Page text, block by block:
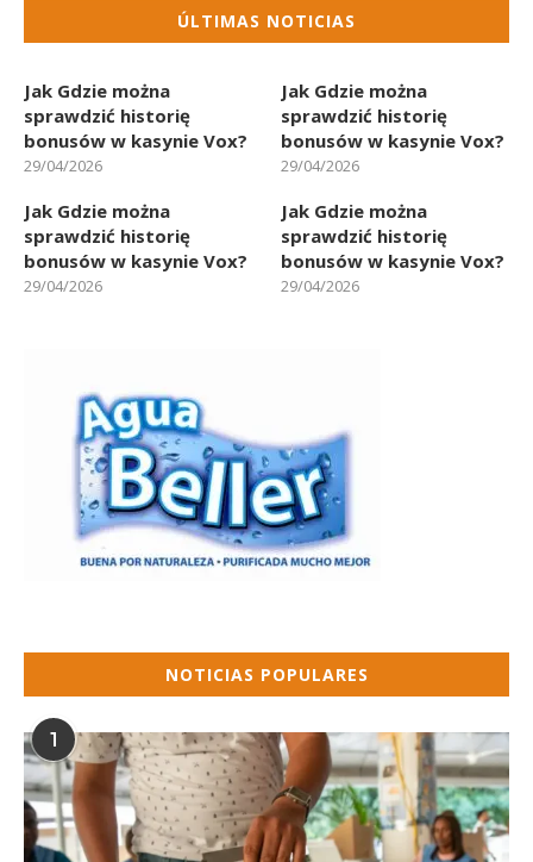
ÚLTIMAS NOTICIAS
Jak Gdzie można
sprawdzić historię
bonusów w kasynie Vox?
29/04/2026
Jak Gdzie można
sprawdzić historię
bonusów w kasynie Vox?
29/04/2026
Jak Gdzie można
sprawdzić historię
bonusów w kasynie Vox?
29/04/2026
Jak Gdzie można
sprawdzić historię
bonusów w kasynie Vox?
29/04/2026
NOTICIAS POPULARES
1